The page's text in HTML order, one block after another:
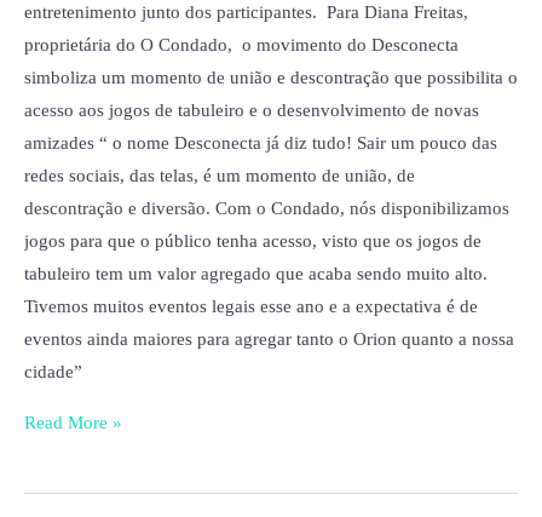
entretenimento junto dos participantes. Para Diana Freitas,
proprietária do O Condado, o movimento do Desconecta
simboliza um momento de união e descontração que possibilita o
acesso aos jogos de tabuleiro e o desenvolvimento de novas
amizades “ o nome Desconecta já diz tudo! Sair um pouco das
redes sociais, das telas, é um momento de união, de
descontração e diversão. Com o Condado, nós disponibilizamos
jogos para que o público tenha acesso, visto que os jogos de
tabuleiro tem um valor agregado que acaba sendo muito alto.
Tivemos muitos eventos legais esse ano e a expectativa é de
eventos ainda maiores para agregar tanto o Orion quanto a nossa
cidade”
Read More »